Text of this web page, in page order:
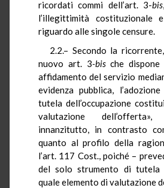
ricordati commi dell’art. 3-bis
l’illegittimità costituzionale
riguardo alle singole censure.
2.2.– Secondo la
nuovo art. 3-bische dispone
affidamento del servizio
evidenza pubblica,
tutela dell’occupazione
valutazione
innanzitutto, in contrasto
quanto al profilo della
l’art. 117 Cost., poiché –
del solo strumento di tutela
quale elemento di valutazione